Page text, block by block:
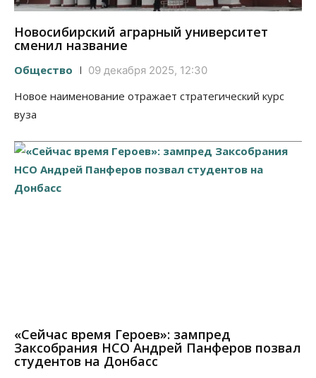
Новосибирский аграрный университет
сменил название
Общество 09 декабря 2025, 12:30
Новое наименование отражает стратегический курс
вуза
«Сейчас время Героев»: зампред
Заксобрания НСО Андрей Панферов позвал
студентов на Донбасс